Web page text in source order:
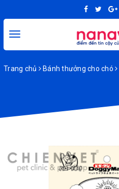
Toggle
Trang chủ Bánh thưởng cho chó